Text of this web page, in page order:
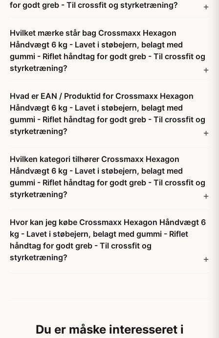
for godt greb - Til crossfit og styrketræning?
Hvilket mærke står bag Crossmaxx Hexagon
Håndvægt 6 kg - Lavet i støbejern, belagt med
gummi - Riflet håndtag for godt greb - Til crossfit og
styrketræning?
Hvad er EAN / Produktid for Crossmaxx Hexagon
Håndvægt 6 kg - Lavet i støbejern, belagt med
gummi - Riflet håndtag for godt greb - Til crossfit og
styrketræning?
Hvilken kategori tilhører Crossmaxx Hexagon
Håndvægt 6 kg - Lavet i støbejern, belagt med
gummi - Riflet håndtag for godt greb - Til crossfit og
styrketræning?
Hvor kan jeg købe Crossmaxx Hexagon Håndvægt 6
kg - Lavet i støbejern, belagt med gummi - Riflet
håndtag for godt greb - Til crossfit og
styrketræning?
Du er måske interesseret i